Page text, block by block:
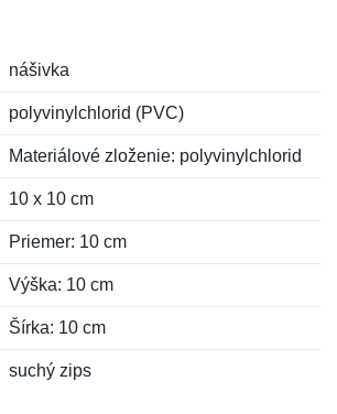
nášivka
polyvinylchlorid (PVC)
Materiálové zloženie: polyvinylchlorid
10 x 10 cm
Priemer: 10 cm
Výška: 10 cm
Šírka: 10 cm
suchý zips